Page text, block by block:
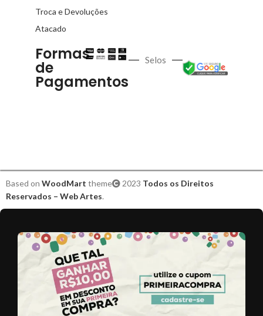
Troca e Devoluções
Atacado
Formas
de
Pagamentos
Selos
Based on WoodMart theme 2023 Todos os Direitos
Reservados – Web Artes.